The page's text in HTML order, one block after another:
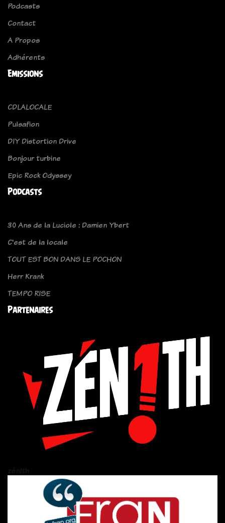
Podcasts
Contact
A Propos
Adhérents
Emissions
CDLALOCALE
Pulsafion
DIY Distortion Drive
Bonjour turbine
Epic Rock Odyssey
Podcasts
30 Ans de la Luciole : Damien Ybert
C'est de la locale
TOUT EST BON DANS LE POCHON
Herr Krank
TEMPO RISE
Partenaires